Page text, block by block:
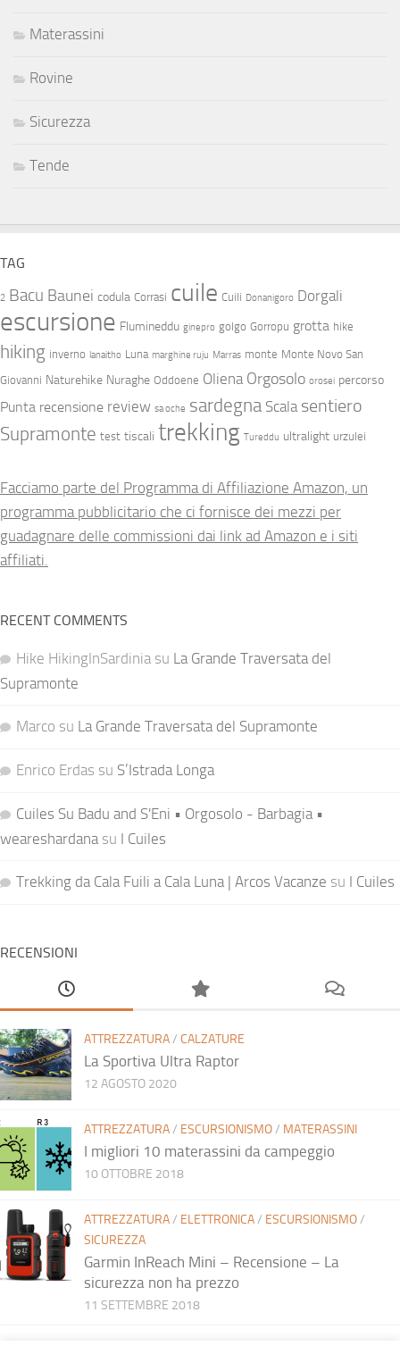
Materassini
Rovine
Sicurezza
Tende
TAG
2 Bacu Baunei codula Corrasi cuile Cuili Donanigoro Dorgali
escursione Flumineddu ginepro golgo Gorropu grotta hike
hiking inverno lanaitho Luna marghine ruju Marras monte Monte Novo San
Giovanni Naturehike Nuraghe Oddoene Oliena Orgosolo orosei percorso
Punta recensione review sa oche sardegna Scala sentiero
Supramonte test tiscali trekking Tureddu ultralight urzulei
Facciamo parte del Programma di Affiliazione Amazon, un
programma pubblicitario che ci fornisce dei mezzi per
guadagnare delle commissioni dai link ad Amazon e i siti
affiliati.
RECENT COMMENTS
Hike HikingInSardinia su La Grande Traversata del
Supramonte
Marco su La Grande Traversata del Supramonte
Enrico Erdas su S’Istrada Longa
Cuiles Su Badu and S'Eni • Orgosolo - Barbagia •
weareshardana su I Cuiles
Trekking da Cala Fuili a Cala Luna | Arcos Vacanze su I Cuiles
RECENSIONI
ATTREZZATURA/ CALZATURE
La Sportiva Ultra Raptor
12 AGOSTO 2020
ATTREZZATURA/ ESCURSIONISMO/ MATERASSINI
I migliori 10 materassini da campeggio
10 OTTOBRE 2018
ATTREZZATURA/ ELETTRONICA/ ESCURSIONISMO/
SICUREZZA
Garmin InReach Mini – Recensione – La
sicurezza non ha prezzo
11 SETTEMBRE 2018